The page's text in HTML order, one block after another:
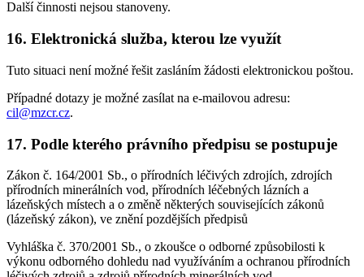
Další činnosti nejsou stanoveny.
16. Elektronická služba, kterou lze využít
Tuto situaci není možné řešit zasláním žádosti elektronickou poštou.
Případné dotazy je možné zasílat na e-mailovou adresu:
cil@mzcr.cz.
17. Podle kterého právního předpisu se postupuje
Zákon č. 164/2001 Sb., o přírodních léčivých zdrojích, zdrojích
přírodních minerálních vod, přírodních léčebných lázních a
lázeňských místech a o změně některých souvisejících zákonů
(lázeňský zákon), ve znění pozdějších předpisů
Vyhláška č. 370/2001 Sb., o zkoušce o odborné způsobilosti k
výkonu odborného dohledu nad využíváním a ochranou přírodních